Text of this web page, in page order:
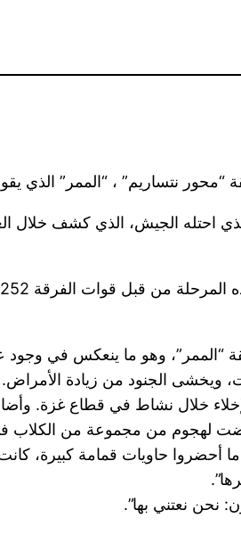
نتساريم” ، “الممر” الذي
الجيش، الذي كشف خلال
وهو ما ينعكس في وجود
ويخشى الجنود من زيادة الأمراض.
خلال نشاط في قطاع غزة.
لهجوم من مجموعة من الكلاب
أحضروا حاويات قمامة
نحن نعتني بها”.